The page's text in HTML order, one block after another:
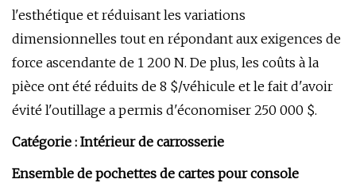
l'esthétique et réduisant les variations
dimensionnelles tout en répondant aux exigences de
force ascendante de 1 200 N. De plus, les coûts à la
pièce ont été réduits de 8 $/véhicule et le fait d'avoir
évité l'outillage a permis d'économiser 250 000 $.
Catégorie : Intérieur de carrosserie
Ensemble de pochettes de cartes pour console